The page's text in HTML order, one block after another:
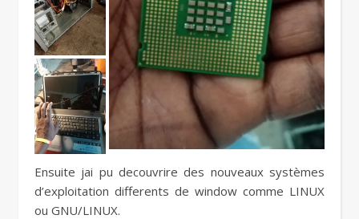
Ensuite jai pu decouvrire des nouveaux systèmes
d’exploitation differents de window comme LINUX
ou GNU/LINUX.